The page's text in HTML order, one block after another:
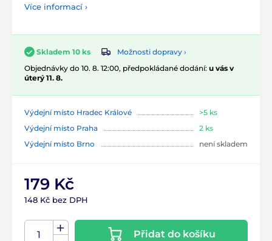
Více informací ›
Skladem 10 ks
Možnosti dopravy ›
Objednávky do 10. 8. 12:00, předpokládané dodání: u vás v
úterý 11. 8.
Výdejní místo Hradec Králové
>5 ks
Výdejní místo Praha
2 ks
Výdejní místo Brno
není skladem
179 Kč
148 Kč bez DPH
Přidat do košíku